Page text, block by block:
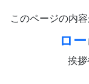
このページの内
ロー
挨